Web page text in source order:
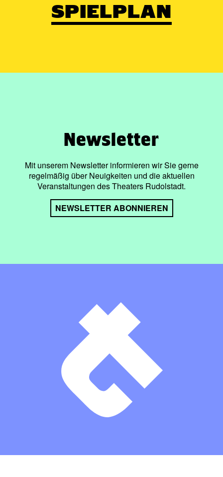
SPIELPLAN
Newsletter
Mit unserem Newsletter informieren wir Sie gerne
regelmäßig über Neuigkeiten und die aktuellen
Veranstaltungen des Theaters Rudolstadt.
NEWSLETTER ABONNIEREN